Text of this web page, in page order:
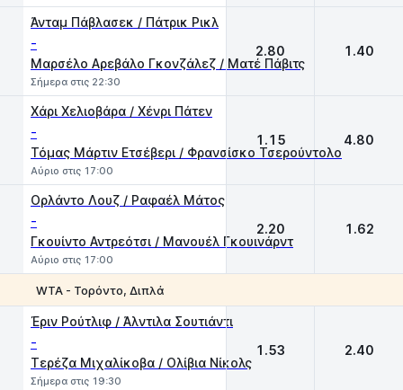
Άνταμ Πάβλασεκ / Πάτρικ Ρικλ
-
Μαρσέλο Αρεβάλο Γκονζάλεζ / Ματέ Πάβιτς
Σήμερα στις 22:30
2.80 1.40
Χάρι Χελιοβάρα / Χένρι Πάτεν
-
Τόμας Μάρτιν Ετσέβερι / Φρανσίσκο Τσερούντολο
Αύριο στις 17:00
1.15 4.80
Ορλάντο Λουζ / Ραφαέλ Μάτος
-
Γκουίντο Αντρεότσι / Μανουέλ Γκουινάρντ
Αύριο στις 17:00
2.20 1.62
WTA - Τορόντο, Διπλά
Έριν Ρούτλιφ / Άλντιλα Σουτιάντι
-
Τερέζα Μιχαλίκοβα / Ολίβια Νίκολς
Σήμερα στις 19:30
1.53 2.40